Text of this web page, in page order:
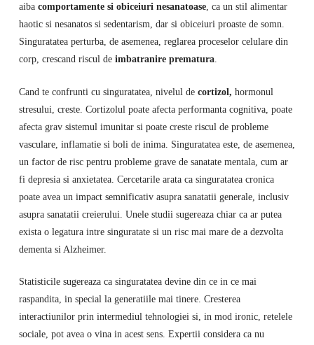
aiba comportamente si obiceiuri nesanatoase, ca un stil alimentar
haotic si nesanatos si sedentarism, dar si obiceiuri proaste de somn.
Singuratatea perturba, de asemenea, reglarea proceselor celulare din
corp, crescand riscul de imbatranire prematura.
Cand te confrunti cu singuratatea, nivelul de cortizol, hormonul
stresului, creste. Cortizolul poate afecta performanta cognitiva, poate
afecta grav sistemul imunitar si poate creste riscul de probleme
vasculare, inflamatie si boli de inima. Singuratatea este, de asemenea,
un factor de risc pentru probleme grave de sanatate mentala, cum ar
fi depresia si anxietatea. Cercetarile arata ca singuratatea cronica
poate avea un impact semnificativ asupra sanatatii generale, inclusiv
asupra sanatatii creierului. Unele studii sugereaza chiar ca ar putea
exista o legatura intre singuratate si un risc mai mare de a dezvolta
dementa si Alzheimer.
Statisticile sugereaza ca singuratatea devine din ce in ce mai
raspandita, in special la generatiile mai tinere. Cresterea
interactiunilor prin intermediul tehnologiei si, in mod ironic, retelele
sociale, pot avea o vina in acest sens. Expertii considera ca nu